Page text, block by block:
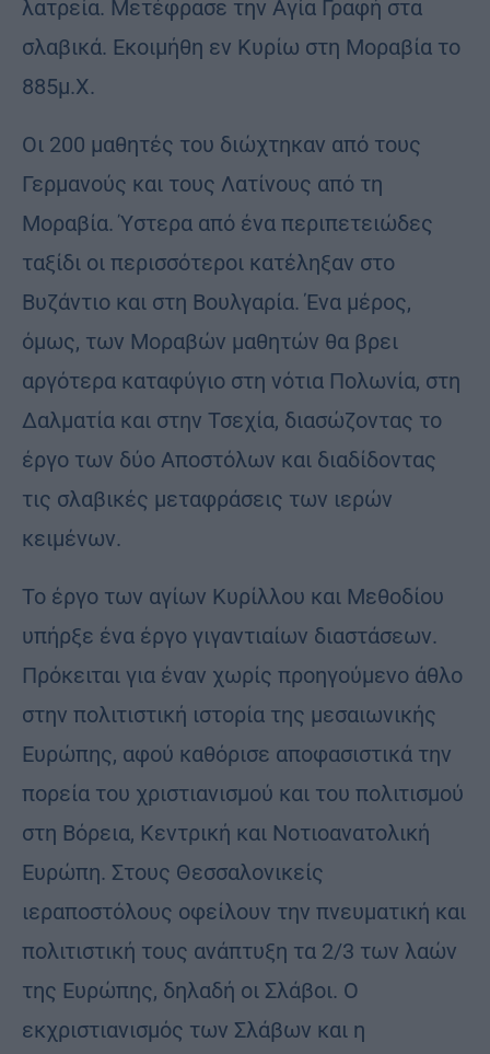
λατρεία. Μετέφρασε την Αγία Γραφή στα
σλαβικά. Εκοιμήθη εν Κυρίω στη Μοραβία το
885μ.Χ.
Οι 200 μαθητές του διώχτηκαν από τους
Γερμανούς και τους Λατίνους από τη
Μοραβία. Ύστερα από ένα περιπετειώδες
ταξίδι οι περισσότεροι κατέληξαν στο
Βυζάντιο και στη Βουλγαρία. Ένα μέρος,
όμως, των Μοραβών μαθητών θα βρει
αργότερα καταφύγιο στη νότια Πολωνία, στη
Δαλματία και στην Τσεχία, διασώζοντας το
έργο των δύο Αποστόλων και διαδίδοντας
τις σλαβικές μεταφράσεις των ιερών
κειμένων.
Το έργο των αγίων Κυρίλλου και Μεθοδίου
υπήρξε ένα έργο γιγαντιαίων διαστάσεων.
Πρόκειται για έναν χωρίς προηγούμενο άθλο
στην πολιτιστική ιστορία της μεσαιωνικής
Ευρώπης, αφού καθόρισε αποφασιστικά την
πορεία του χριστιανισμού και του πολιτισμού
στη Βόρεια, Κεντρική και Νοτιοανατολική
Ευρώπη. Στους Θεσσαλονικείς
ιεραποστόλους οφείλουν την πνευματική και
πολιτιστική τους ανάπτυξη τα 2/3 των λαών
της Ευρώπης, δηλαδή οι Σλάβοι. Ο
εκχριστιανισμός των Σλάβων και η